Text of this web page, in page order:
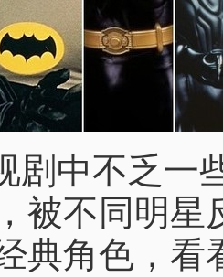
剧中不乏一
被不同明星
典角色，看